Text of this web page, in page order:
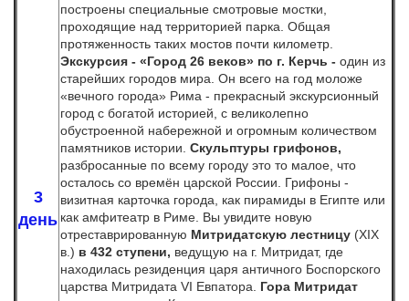
3
день
построены специальные смотровые мостки,
проходящие над территорией парка. Общая
протяженность таких мостов почти километр.
Экскурсия - «Город 26 веков» по г. Керчь - один из
старейших городов мира. Он всего на год моложе
«вечного города» Рима - прекрасный экскурсионный
город с богатой историей, с великолепно
обустроенной набережной и огромным количеством
памятников истории. Скульптуры грифонов,
разбросанные по всему городу это то малое, что
осталось со времён царской России. Грифоны -
визитная карточка города, как пирамиды в Египте или
как амфитеатр в Риме. Вы увидите новую
отреставрированную Митридатскую лестницу (XIX
в.) в 432 ступени, ведущую на г. Митридат, где
находилась резиденция царя античного Боспорского
царства Митридата VI Евпатора. Гора Митридат